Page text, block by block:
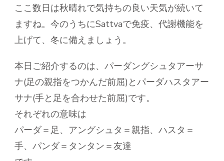
ここ数日は秋晴れで気持ちの良い天気が続いて
ますね。今のうちにSattvaで免疫、代謝機能を
上げて、冬に備えましょう。
本日ご紹介するのは、パーダングシュタアーサ
ナ(足の親指をつかんだ前屈)とパーダハスタアー
サナ(手と足を合わせた前屈)です。
それぞれの意味は
パーダ＝足、アングシュタ＝親指、ハスタ＝
手、パンダ＝タンタン＝友達